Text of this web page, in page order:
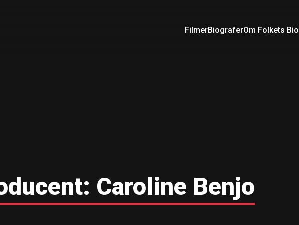
FilmerBiograferOm Folkets Bio
Caroline Benjo